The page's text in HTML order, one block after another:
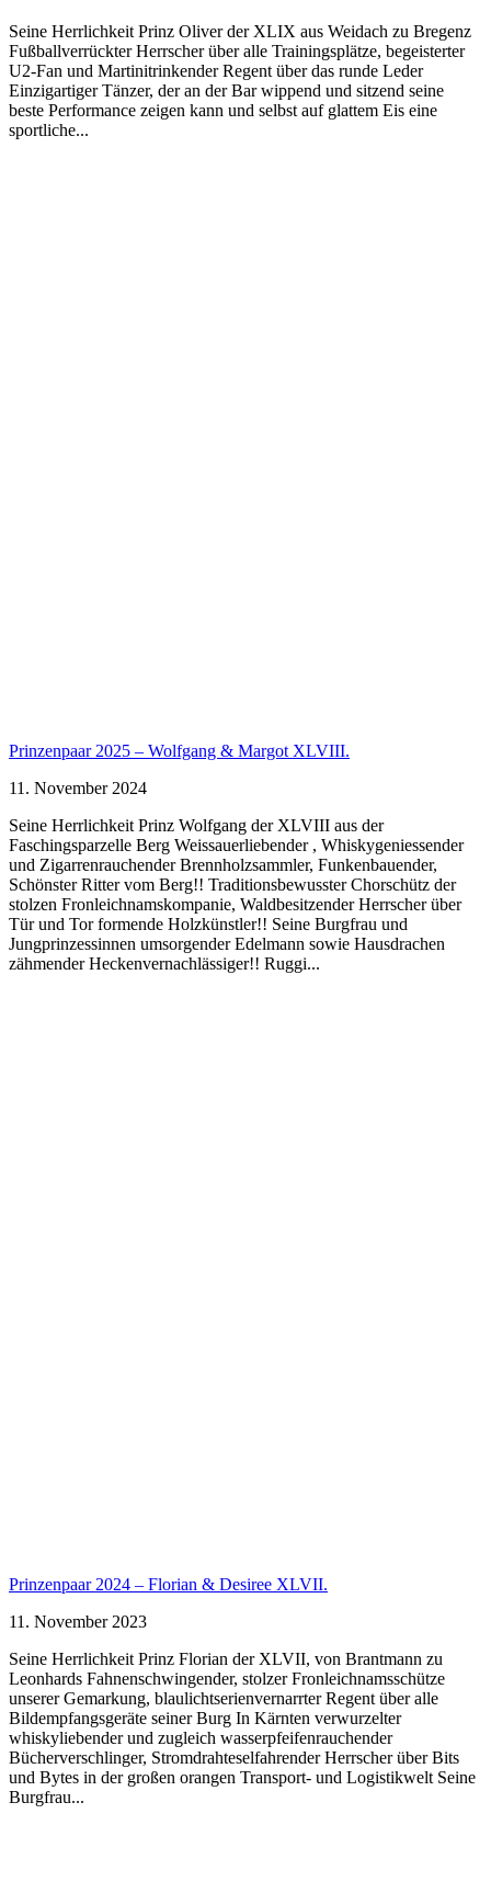
Seine Herrlichkeit Prinz Oliver der XLIX aus Weidach zu Bregenz
Fußballverrückter Herrscher über alle Trainingsplätze, begeisterter
U2-Fan und Martinitrinkender Regent über das runde Leder
Einzigartiger Tänzer, der an der Bar wippend und sitzend seine
beste Performance zeigen kann und selbst auf glattem Eis eine
sportliche...
Prinzenpaar 2025 – Wolfgang & Margot XLVIII.
11. November 2024
Seine Herrlichkeit Prinz Wolfgang der XLVIII aus der
Faschingsparzelle Berg Weissauerliebender , Whiskygeniessender
und Zigarrenrauchender Brennholzsammler, Funkenbauender,
Schönster Ritter vom Berg!! Traditionsbewusster Chorschütz der
stolzen Fronleichnamskompanie, Waldbesitzender Herrscher über
Tür und Tor formende Holzkünstler!! Seine Burgfrau und
Jungprinzessinnen umsorgender Edelmann sowie Hausdrachen
zähmender Heckenvernachlässiger!! Ruggi...
Prinzenpaar 2024 – Florian & Desiree XLVII.
11. November 2023
Seine Herrlichkeit Prinz Florian der XLVII, von Brantmann zu
Leonhards Fahnenschwingender, stolzer Fronleichnamsschütze
unserer Gemarkung, blaulichtserienvernarrter Regent über alle
Bildempfangsgeräte seiner Burg In Kärnten verwurzelter
whiskyliebender und zugleich wasserpfeifenrauchender
Bücherverschlinger, Stromdrahteselfahrender Herrscher über Bits
und Bytes in der großen orangen Transport- und Logistikwelt Seine
Burgfrau...